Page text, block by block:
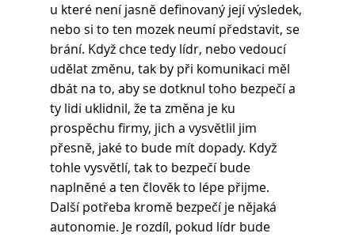
u které není jasně definovaný její výsledek,
nebo si to ten mozek neumí představit, se
brání. Když chce tedy lídr, nebo vedoucí
udělat změnu, tak by při komunikaci měl
dbát na to, aby se dotknul toho bezpečí a
ty lidi uklidnil, že ta změna je ku
prospěchu firmy, jich a vysvětlil jim
přesně, jaké to bude mít dopady. Když
tohle vysvětlí, tak to bezpečí bude
naplněné a ten člověk to lépe přijme.
Další potřeba kromě bezpečí je nějaká
autonomie. Je rozdíl, pokud lídr bude